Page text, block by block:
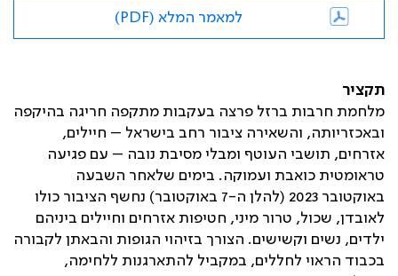
למאמר המלא (PDF)
תקציר
מלחמת חרבות ברזל פרצה בעקבות מתקפה חריגה בהיקפה
ובאכזריותה, והשאירה ציבור רחב בישראל – חיילים,
אזרחים, תושבי העוטף ומבלי מסיבת נובה – עם פגיעה
טראומטית כואבת ועמוקה. בימים שלאחר השבעה
באוקטובר 2023 (להלן ה-7 באוקטובר) נחשף הציבור כולו
לאובדן, שכול, טרור מיני, חטיפות אזרחים וחיילים ביניהם
ילדים, נשים וקשישים. הצורך בזיהוי הגופות והבאתן לקבורה
בכבוד הראוי לחללים, במקביל להתארגנות ללחימה,